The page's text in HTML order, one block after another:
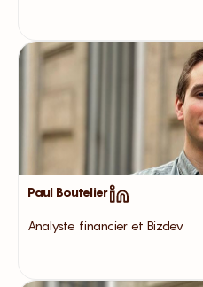
Paul Boutelier
Analyste financier et Bizdev